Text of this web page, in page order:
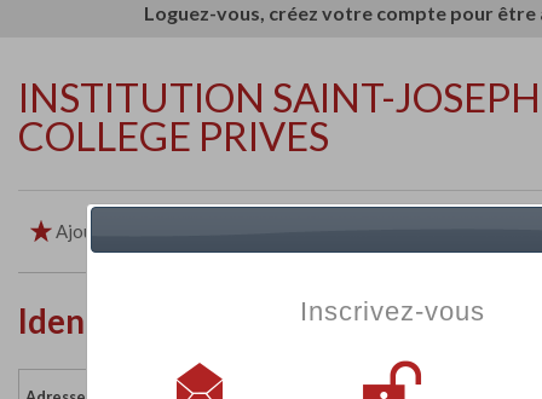
Loguez-vous, créez votre compte pour
INSTITUTION SAINT-
COLLEGE PRIVES
Ajouter aux favoris
Identité de l'établissement
Inscrivez-vous